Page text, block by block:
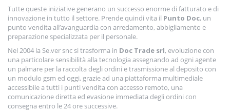
Tutte queste iniziative generano un successo enorme di fatturato e di
innovazione in tutto il settore. Prende quindi vita il Punto Doc, un
punto vendita all’avanguardia con arredamento, abbigliamento e
preparazione specializzata per il personale.
Nel 2004 la Se.ver snc si trasforma in Doc Trade srl, evoluzione con
una particolare sensibilità alla tecnologia assegnando ad ogni agente
un palmare per la raccolta degli ordini e trasmissione al deposito con
un modulo gsm ed oggi, grazie ad una piattaforma multimediale
accessibile a tutti i punti vendita con accesso remoto, una
comunicazione diretta ed evasione immediata degli ordini con
consegna entro le 24 ore successive.